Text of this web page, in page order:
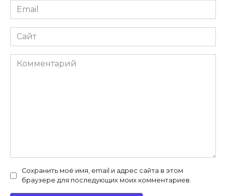
Email
*
Сайт
Комментарий
Сохранить моё имя, email и адрес сайта в этом
браузере для последующих моих комментариев.